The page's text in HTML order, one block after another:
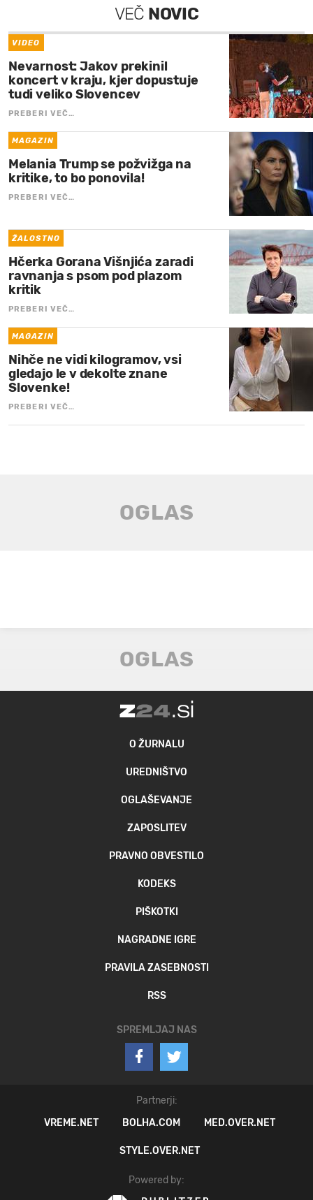
VEČ NOVIC
VIDEO
Nevarnost: Jakov prekinil
koncert v kraju, kjer dopustuje
tudi veliko Slovencev
PREBERI VEČ…
MAGAZIN
Melania Trump se požvižga na
kritike, to bo ponovila!
PREBERI VEČ…
ŽALOSTNO
Hčerka Gorana Višnjića zaradi
ravnanja s psom pod plazom
kritik
PREBERI VEČ…
MAGAZIN
Nihče ne vidi kilogramov, vsi
gledajo le v dekolte znane
Slovenke!
PREBERI VEČ…
O ŽURNALU
UREDNIŠTVO
OGLAŠEVANJE
ZAPOSLITEV
PRAVNO OBVESTILO
KODEKS
PIŠKOTKI
NAGRADNE IGRE
PRAVILA ZASEBNOSTI
RSS
SPREMLJAJ NAS
Partnerji:
VREME.NET
BOLHA.COM MED.OVER.NET
STYLE.OVER.NET
Powered by: